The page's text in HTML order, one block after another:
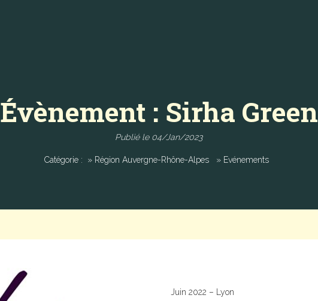
Évènement : Sirha Green
Publié le 04/Jan/2023
Catégorie : » Région Auvergne-Rhône-Alpes » Evénements
Juin 2022 – Lyon